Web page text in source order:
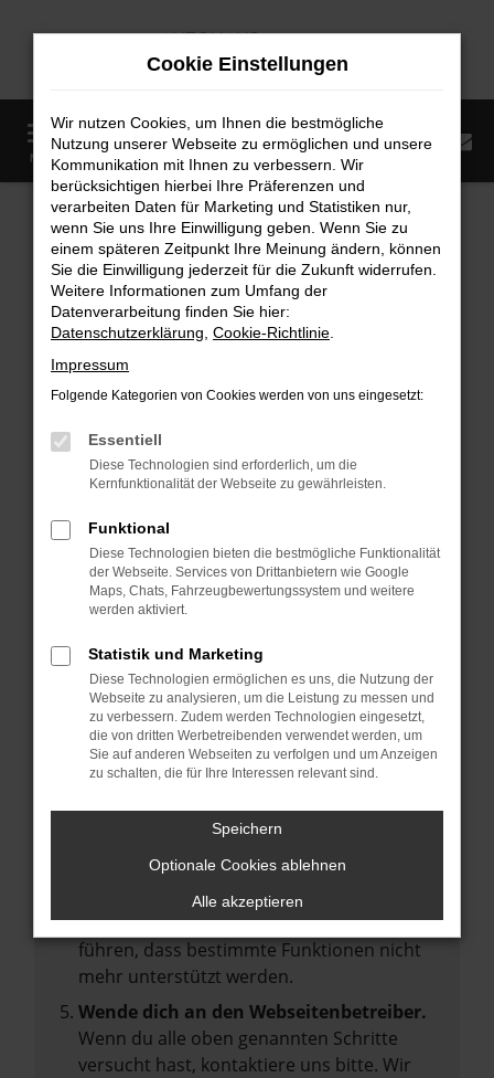
Zum
MENÜ
Startseite Fahrzeugangebote Fahrzeugmarkt
Fahrzeugmarkt
Fehler: Network Error
Beim Laden ist ein Fehler aufgetreten.
Hier sind ein paar Tipps, die dir helfen können:
Überprüfe deine Firewall und deine
Internetverbindung.
deine Suchmaschine?
Prüfe deine Browsererweiterungen.
Manche Erweiterungen, wie Werbeblocker,
können das Laden bestimmter Seiten
anderen Browser oder in einem privaten
Fenster?
Starte dein Gerät neu.
Das kann manchmal helfen,
vorübergehende Probleme zu beheben.
Stelle sicher, dass dein Browser und dein
Betriebssystem auf dem neuesten Stand
Veraltete Software birgt nicht nur ein
Sicherheitsrisiko, sondern kann auch dazu
führen, dass bestimmte Funktionen nicht
mehr unterstützt werden.
Wende dich an den Webseitenbetreiber.
Wenn du alle oben genannten Schritte
versucht hast, kontaktiere uns bitte. Wir
Cookie Einstellungen
Wir nutzen Cookies, um Ihnen die bestmögliche
Nutzung unserer Webseite zu ermöglichen und unsere
Kommunikation mit Ihnen zu verbessern. Wir
berücksichtigen hierbei Ihre Präferenzen und
verarbeiten Daten für Marketing und Statistiken nur,
wenn Sie uns Ihre Einwilligung geben. Wenn Sie zu
einem späteren Zeitpunkt Ihre Meinung ändern, können
Sie die Einwilligung jederzeit für die Zukunft widerrufen.
Weitere Informationen zum Umfang der
Datenverarbeitung finden Sie hier:
Datenschutzerklärung Cookie-Richtlinie
Impressum
Folgende Kategorien von Cookies werden von uns eingesetzt:
Essentiell
Diese Technologien sind erforderlich, um die
Kernfunktionalität der Webseite zu gewährleisten.
Funktional
Diese Technologien bieten die bestmögliche Funktionalität
der Webseite. Services von Drittanbietern wie Google
Maps, Chats, Fahrzeugbewertungssystem und weitere
werden aktiviert.
Statistik und Marketing
Diese Technologien ermöglichen es uns, die Nutzung der
Webseite zu analysieren, um die Leistung zu messen und
zu verbessern. Zudem werden Technologien eingesetzt,
die von dritten Werbetreibenden verwendet werden, um
Sie auf anderen Webseiten zu verfolgen und um Anzeigen
zu schalten, die für Ihre Interessen relevant sind.
Speichern
Optionale Cookies ablehnen
Alle akzeptieren